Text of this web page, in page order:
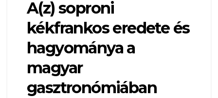
A(z) soproni
kékfrankos eredete és
hagyománya a
magyar
gasztronómiában